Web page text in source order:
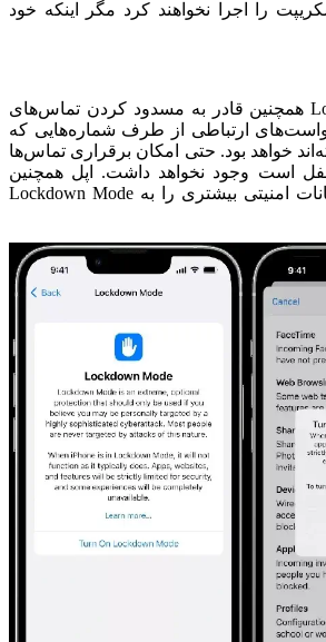
را اجرا نخواهند کرد مگر اینکه خود
قابلیت Lockdown Mode همچنین قادر به مسدود کردن تماس‌های
ارتباطی از طرف شماره‌هایی که
خواهد بود. حتی امکان برقراری تماس‌ها
است وجود نخواهد داشت. اپل همچنین
قصد دارد به‌زودی امکانات امنیتی بیشتری را به Lockdown Mode